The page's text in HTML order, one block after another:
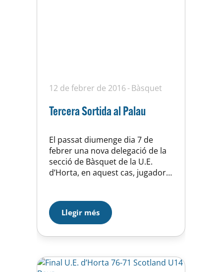
12 de febrer de 2016 Bàsquet
Tercera Sortida al Palau
El passat diumenge dia 7 de
febrer una nova delegació de la
secció de Bàsquet de la U.E.
d’Horta, en aquest cas, jugadors
disputar el F.C. Barcelona i el
Morabanc Andorra.A
continuació podeu veure
algunes imatges i vídeos dels
Llegir més